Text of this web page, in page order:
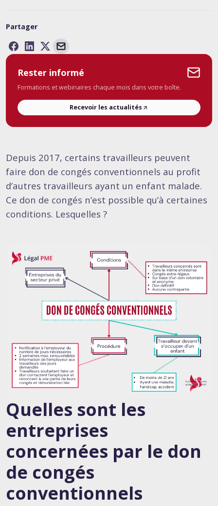
Partager
Rester informé
Formations et webinaires chaque mois dans votre boîte.
Recevoir les actualités
Depuis 2017, certains travailleurs peuvent
faire don de congés conventionnels au profit
d’autres travailleurs ayant un enfant malade.
Ce don de congés n’est possible qu’à certaines
conditions. Lesquelles ?
Quelles sont les
entreprises
concernées par le don
de congés
conventionnels